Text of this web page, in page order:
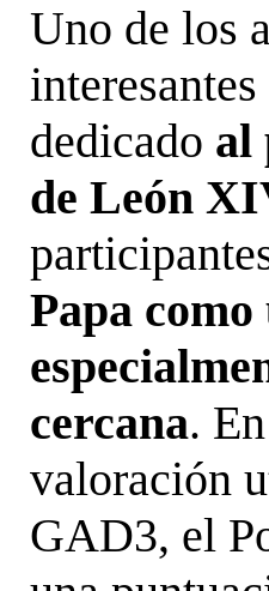
Uno de los
dedicado al
de León
Papa
cercana.
valoración
GAD3, el